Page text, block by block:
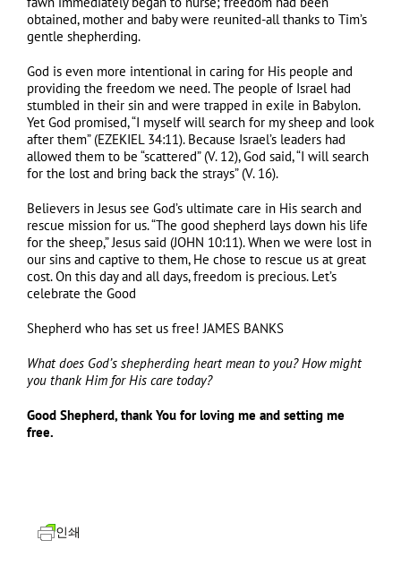
obtained, mother and baby were reunited-all thanks to Tim’s
gentle shepherding.
God is even more intentional in caring for His people and
providing the freedom we need. The people of Israel had
stumbled in their sin and were trapped in exile in Babylon.
Yet God promised, “I myself will search for my sheep and look
after them” (EZEKIEL 34:11). Because Israel’s leaders had
allowed them to be “scattered” (V. 12), God said, “I will search
for the lost and bring back the strays” (V. 16).
Believers in Jesus see God’s ultimate care in His search and
rescue mission for us. “The good shepherd lays down his life
for the sheep,” Jesus said (JOHN 10:11). When we were lost in
our sins and captive to them, He chose to rescue us at great
cost. On this day and all days, freedom is precious. Let’s
celebrate the Good
Shepherd who has set us free! JAMES BANKS
What does God’s shepherding heart mean to you?How might
you thank Him for His care today?
Good Shepherd, thank You for loving me and setting me
free.
인쇄